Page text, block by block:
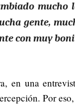
mucho
gente,
con muy
en una
Por